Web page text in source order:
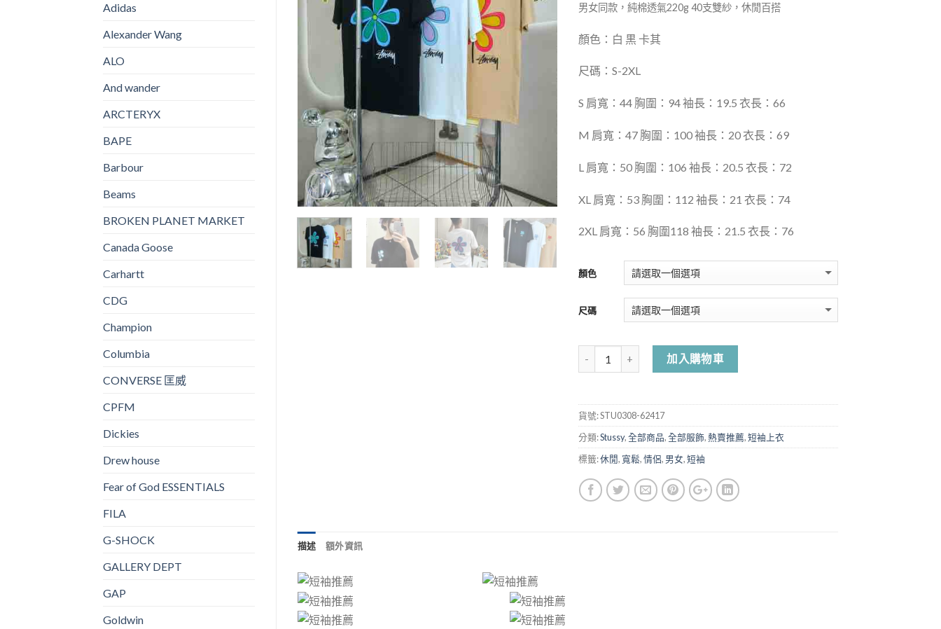
男女同款，純棉透氣220g 40支雙紗，休閒百搭
顏色：白 黒 卡其
尺碼： S-2XL
S 肩寬：44 胸圍：94 袖長：19.5 衣長：66
M 肩寬：47 胸圍：100 袖長：20 衣長：69
L 肩寬：50 胸圍：106 袖長：20.5 衣長：72
XL 肩寬：53 胸圍：112 袖長：21 衣長：74
2XL 肩寬：56 胸圍118 袖長：21.5 衣長：76
顏色
尺碼
加入購物車
貨號:STU0308-62417
分類:Stussy,全部商品,全部服飾,熱賣推薦,短袖上衣
標籤:休閒, 寬鬆,情侶, 男女,短袖
描述 額外資訊
Adidas
Alexander Wang
ALO
And wander
ARCTERYX
BAPE
Barbour
Beams
BROKEN PLANET MARKET
Canada Goose
Carhartt
CDG
Champion
Columbia
CONVERSE 匡威
CPFM
Dickies
Drew house
Fear of God ESSENTIALS
FILA
G-SHOCK
GALLERY DEPT
GAP
Goldwin